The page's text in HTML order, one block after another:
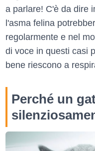
a parlare! C'è da dire
l'asma felina
regolarmente e nel
di voce in questi casi
bene riescono a
Perché un